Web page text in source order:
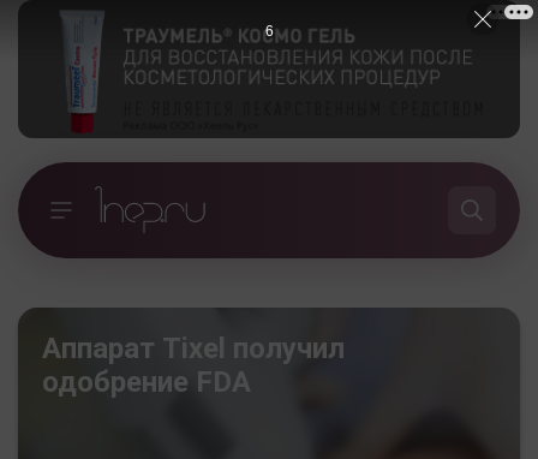
Аппарат Tixel получил
одобрение FDA
5